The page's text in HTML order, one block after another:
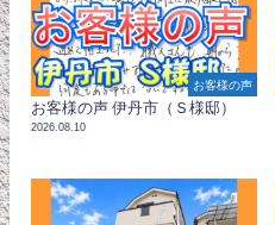
お客様の声
お客様の声 伊丹市（Ｓ様邸）
2026.08.10